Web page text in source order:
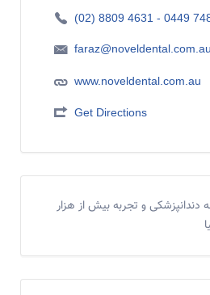
(02) 8809 4631 - 0449
faraz@noveldental.com.au
www.noveldental.com.au
Get Directions
و تجربه بیش از هزار